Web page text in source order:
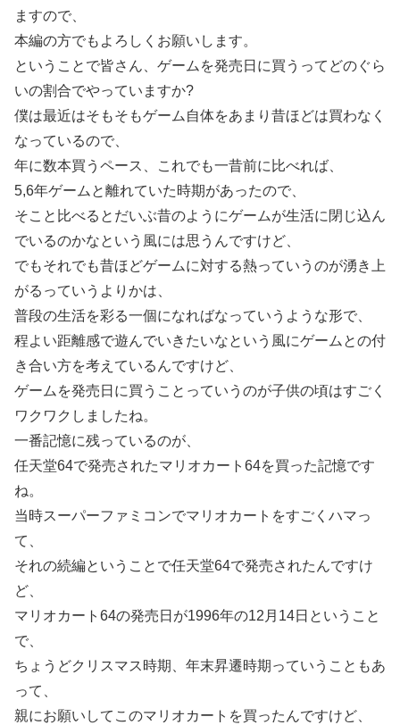
ますので、
本編の方でもよろしくお願いします。
ということで皆さん、ゲームを発売日に買うってどのぐら
いの割合でやっていますか?
僕は最近はそもそもゲーム自体をあまり昔ほどは買わなく
なっているので、
年に数本買うペース、これでも一昔前に比べれば、
5,6年ゲームと離れていた時期があったので、
そこと比べるとだいぶ昔のようにゲームが生活に閉じ込ん
でいるのかなという風には思うんですけど、
でもそれでも昔ほどゲームに対する熱っていうのが湧き上
がるっていうよりかは、
普段の生活を彩る一個になればなっていうような形で、
程よい距離感で遊んでいきたいなという風にゲームとの付
き合い方を考えているんですけど、
ゲームを発売日に買うことっていうのが子供の頃はすごく
ワクワクしましたね。
一番記憶に残っているのが、
任天堂64で発売されたマリオカート64を買った記憶です
ね。
当時スーパーファミコンでマリオカートをすごくハマっ
て、
それの続編ということで任天堂64で発売されたんですけ
ど、
マリオカート64の発売日が1996年の12月14日ということ
で、
ちょうどクリスマス時期、年末昇遷時期っていうこともあ
って、
親にお願いしてこのマリオカートを買ったんですけど、